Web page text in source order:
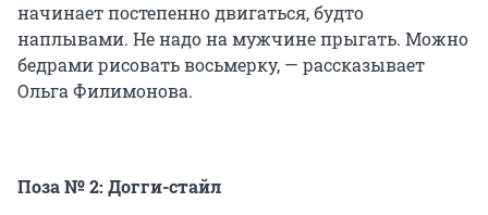
начинает постепенно двигаться, будто
наплывами. Не надо на мужчине прыгать. Можно
бедрами рисовать восьмерку, — рассказывает
Ольга Филимонова.
Поза № 2: Догги-стайл